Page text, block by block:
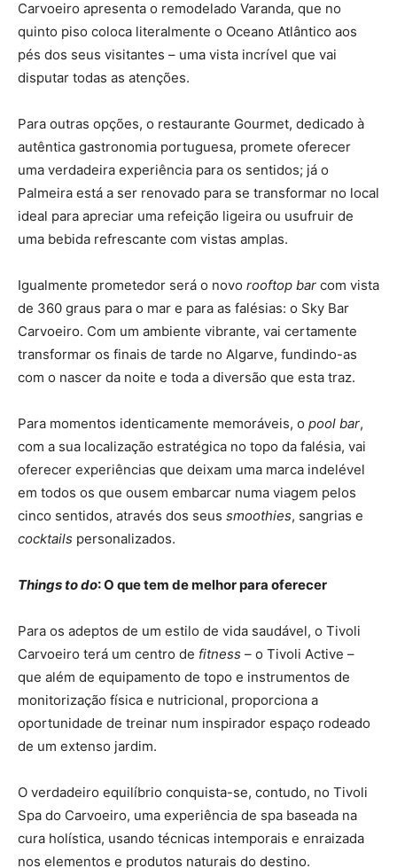
Carvoeiro apresenta o remodelado Varanda, que no
quinto piso coloca literalmente o Oceano Atlântico aos
pés dos seus visitantes – uma vista incrível que vai
disputar todas as atenções.
Para outras opções, o restaurante Gourmet, dedicado à
autêntica gastronomia portuguesa, promete oferecer
uma verdadeira experiência para os sentidos; já o
Palmeira está a ser renovado para se transformar no local
ideal para apreciar uma refeição ligeira ou usufruir de
uma bebida refrescante com vistas amplas.
Igualmente prometedor será o novo rooftop bar com vista
de 360 graus para o mar e para as falésias: o Sky Bar
Carvoeiro. Com um ambiente vibrante, vai certamente
transformar os finais de tarde no Algarve, fundindo-as
com o nascer da noite e toda a diversão que esta traz.
Para momentos identicamente memoráveis, o pool bar,
com a sua localização estratégica no topo da falésia, vai
oferecer experiências que deixam uma marca indelével
em todos os que ousem embarcar numa viagem pelos
cinco sentidos, através dos seus smoothies, sangrias e
cocktails personalizados.
Things to do: O que tem de melhor para oferecer
Para os adeptos de um estilo de vida saudável, o Tivoli
Carvoeiro terá um centro de fitness – o Tivoli Active –
que além de equipamento de topo e instrumentos de
monitorização física e nutricional, proporciona a
oportunidade de treinar num inspirador espaço rodeado
de um extenso jardim.
O verdadeiro equilíbrio conquista-se, contudo, no Tivoli
Spa do Carvoeiro, uma experiência de spa baseada na
cura holística, usando técnicas intemporais e enraizada
nos elementos e produtos naturais do destino.